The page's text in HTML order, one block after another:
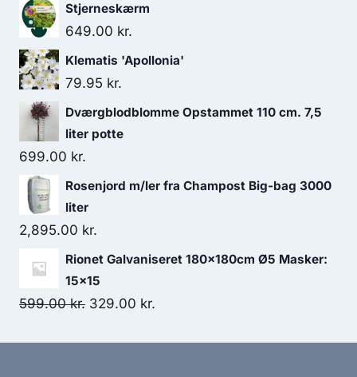
599.00 kr..
Stjerneskærm
649.00 kr.
Klematis 'Apollonia'
79.95 kr.
Dværgblodblomme Opstammet 110 cm. 7,5
liter potte
699.00 kr.
Rosenjord m/ler fra Champost Big-bag 3000
liter
2,895.00 kr.
Rionet Galvaniseret 180x180cm Ø5 Masker:
15x15
599.00kr. Den
329.00 kr.